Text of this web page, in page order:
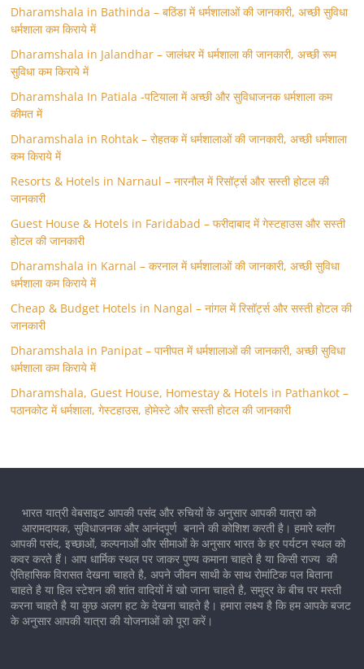
Dharamshala in Bathinda – बठिंडा में धर्मशालाओं की जानकारी, अच्छी सुविधा
धर्मशाला कम किराये में
Dharamshala in Jalandhar – जालंधर में धर्मशाला की जानकारी, अच्छी रूम
सुविधा कम किराये में
Dharamshala In Patiala -पटियाला में अच्छी और सुविधाजनक धर्मशाला कम
कीमत में
Dharamshala in Rohtak – रोहतक में धर्मशालाओं की जानकारी, अच्छी धर्मशाला
कम किराये में
Resorts & Hotels in Narnaul – नारनौल में रिसॉर्ट्स और सस्ती होटल की
जानकारी
Guest House & Hotels in Faridabad – फरीदाबाद में गेस्टहाउस और सस्ती
होटल की जानकारी
Dharamshala in Karnal – करनाल में धर्मशालाओं की जानकारी, अच्छी सुविधा
धर्मशाला कम किराये में
Cheap & Budget Hotels in Nangal – नांगल में रिसॉर्ट्स और सस्ती होटल की
जानकारी
Dharamshala in Panipat – पानीपत में धर्मशालाओं की जानकारी, अच्छी सुविधा
धर्मशाला कम किराये में
Dharamshala, Guest House, Homestay & Hotels in Pathankot –
पठानकोट में धर्मशाला, गेस्टहाउस, होमेस्टे और सस्ती होटल की जानकारी
भारत यात्री वेबसाइट आपकी पसंद और रुचियों के अनुसार आपकी यात्रा को
आरामदायक, सुविधाजनक और आनंदपूर्ण बनाने की कोशिश करती है। हमारे ब्लॉग
आपकी पसंद, इच्छाओं, कल्पनाओं और सीमाओं के अनुसार भारत के हर पर्यटन स्थल को
कवर करते हैं। आप धार्मिक स्थल पर जाकर पुण्य कमाना चाहते है या किसी राज्य की
ऐतिहासिक विरासत देखना चाहते है, अपने जीवन साथी के साथ रोमांटिक पल बिताना
चाहते है या हिल स्टेशन की शांत वादियों में खो जाना चाहते है, समुद्र के बीच पर मस्ती
करना चाहते है या कुछ अलग हट के देखना चाहते है। हमारा लक्ष्य है कि हम आपके बजट
के अनुसार आपकी यात्रा की योजनाओं को पूरा करें।